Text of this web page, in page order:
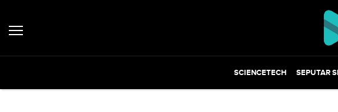
SCIENCETECH SEPUTAR